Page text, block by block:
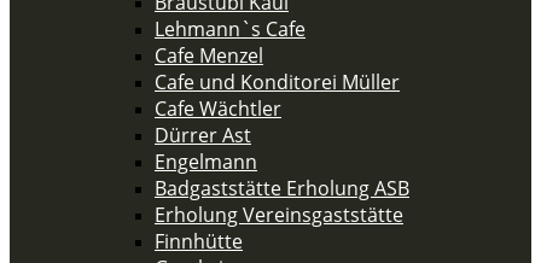
Lehmann`s Cafe
Cafe Menzel
Cafe und Konditorei Müller
Cafe Wächtler
Dürrer Ast
Engelmann
Badgaststätte Erholung ASB
Erholung Vereinsgaststätte
Finnhütte